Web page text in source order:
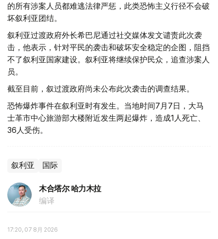
的所有涉案人员都难逃法律严惩，此类恐怖主义行径不会破
坏叙利亚团结。
叙利亚过渡政府外长希巴尼通过社交媒体发文谴责此次袭
击，他表示，针对平民的袭击和破坏安全稳定的企图，阻挡
不了叙利亚国家建设。叙利亚将继续保护民众，追查涉案人
员。
截至目前，叙过渡政府尚未公布此次袭击的调查结果。
恐怖爆炸事件在叙利亚时有发生。当地时间7月7日，大马
士革市中心旅游部大楼附近发生两起爆炸，造成1人死亡、
36人受伤。
叙利亚 国际
木合塔尔 哈力木拉
编译
17:20, 07 8月 2026